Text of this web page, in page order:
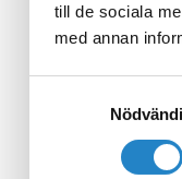
till de sociala
med annan